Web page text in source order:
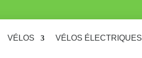
VÉLOS VÉLOS ÉLECTRIQUES